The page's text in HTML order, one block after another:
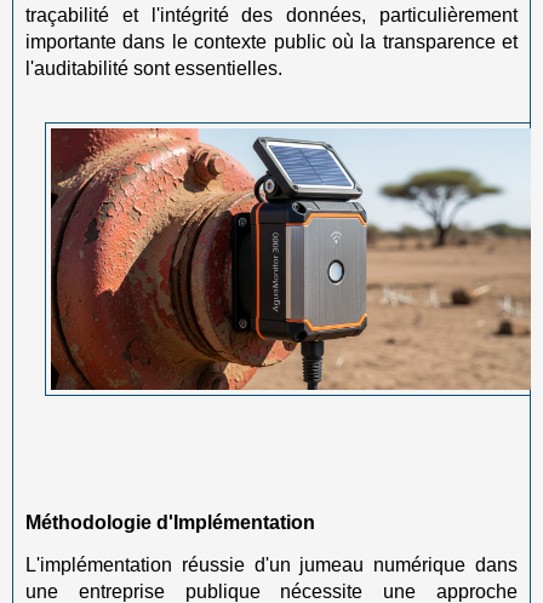
traçabilité et l'intégrité des données, particulièrement
importante dans le contexte public où la transparence et
l'auditabilité sont essentielles.
Méthodologie d'Implémentation
L'implémentation réussie d'un jumeau numérique dans
une entreprise publique nécessite une approche